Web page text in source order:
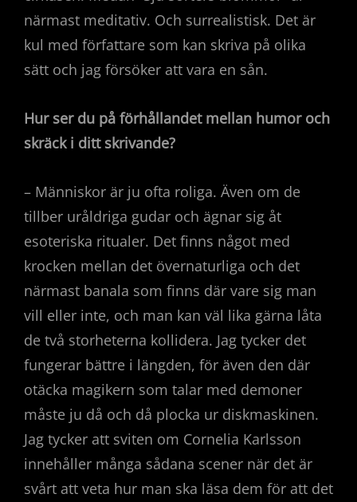
närmast meditativ. Och surrealistisk. Det är
kul med författare som kan skriva på olika
sätt och jag försöker att vara en sån.
Hur ser du på förhållandet mellan humor och
skräck i ditt skrivande?
– Människor är ju ofta roliga. Även om de
tillber uråldriga gudar och ägnar sig åt
esoteriska ritualer. Det finns något med
krocken mellan det övernaturliga och det
närmast banala som finns där vare sig man
vill eller inte, och man kan väl lika gärna låta
de två storheterna kollidera. Jag tycker det
fungerar bättre i längden, för även den där
otäcka magikern som talar med demoner
måste ju då och då plocka ur diskmaskinen.
Jag tycker att sviten om Cornelia Karlsson
innehåller många sådana scener när det är
svårt att veta hur man ska läsa dem för att det